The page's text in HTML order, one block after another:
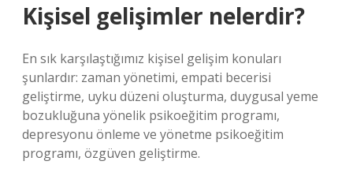
Kişisel gelişimler nelerdir?
En sık karşılaştığımız kişisel gelişim konuları
şunlardır: zaman yönetimi, empati becerisi
geliştirme, uyku düzeni oluşturma, duygusal yeme
bozukluğuna yönelik psikoeğitim programı,
depresyonu önleme ve yönetme psikoeğitim
programı, özgüven geliştirme.